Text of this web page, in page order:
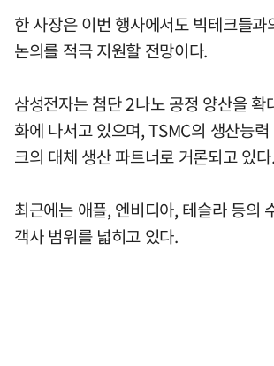
한 사장은 이번 행사에서도 빅테크들
논의를 적극 지원할 전망이다.
삼성전자는 첨단 2나노 공정 양산을 확
화에 나서고 있으며, TSMC의 생산능
크의 대체 생산 파트너로 거론되고 있다.
최근에는 애플, 엔비디아, 테슬라 등의
객사 범위를 넓히고 있다.